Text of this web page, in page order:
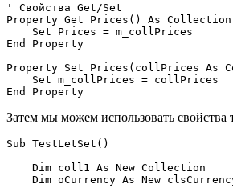
' Свойства Get/Set
Property Get Prices() As Collection
    Set Prices = m_collPrices
End Property
Property Set Prices(collPrices As
    Set m_collPrices = collPrices
Затем мы можем использовать свойства
Sub TestLetSet()
    Dim coll1 As New Collection
Dim oCurrency As New